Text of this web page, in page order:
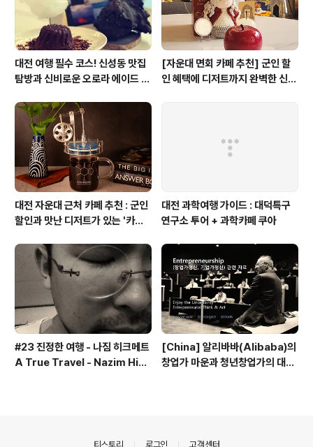
대전 여행 필수 코스! 신성동 맛집
탐방과 신비로운 오로라 에이드 체
[자운대 면회 카페 추천] 군인 할
인 혜택에 디저트까지 완벽한 신성
대전 자운대 근처 카페 추천 : 군인
할인과 맛난 디저트가 있는 '카페
대전 과학여행 가이드 : 대덕특구
연구소 투어 + 과학카페 쿠아
#23 진정한 여행 - 나짐 히크메트
A True Travel - Nazim Hik
[China] 알리바바(Alibaba)의
창업가 마운과 청년창업가의 대담
티스토리 로그인 고객센터